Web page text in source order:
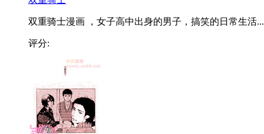
双重骑士漫画 ，女子高中出身的男子，搞笑的日常生活...
评分: